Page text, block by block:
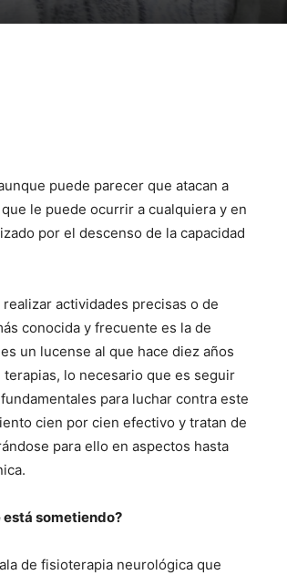
puede parecer que atacan a
le puede ocurrir a cualquiera y en
por el descenso de la capacidad
actividades precisas o de
conocida y frecuente es la de
un lucense al que hace diez años
lo necesario que es seguir
para luchar contra este
cien por cien efectivo y tratan de
para ello en aspectos hasta
sometiendo?
de fisioterapia neurológica que